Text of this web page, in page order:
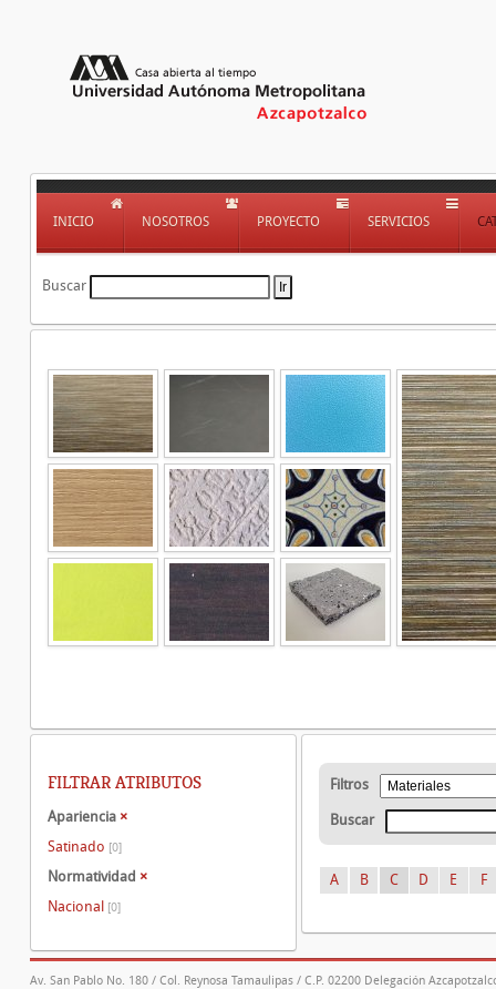
INICIO NOSOTROS PROYECTO SERVICIOS
Buscar
Filtros
Buscar
A B C D E F
FILTRAR ATRIBUTOS
Apariencia ×
Satinado [0]
Normatividad ×
Nacional [0]
Av. San Pablo No. 180 / Col. Reynosa Tamaulipas / C.P. 02200 Delegación